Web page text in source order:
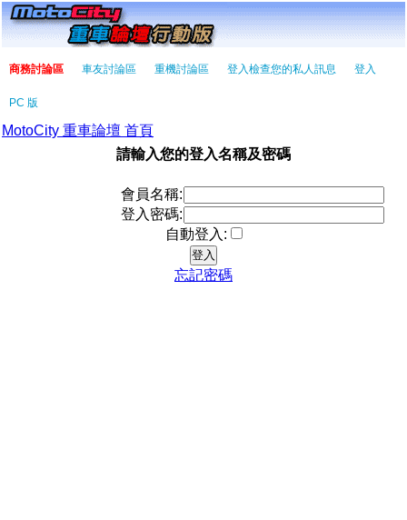
商務討論區 車友討論區 重機討論區 登入檢查您的私人訊息 登入
PC 版
MotoCity 重車論壇 首頁
請輸入您的登入名稱及密碼
會員名稱:
登入密碼:
自動登入:
忘記密碼